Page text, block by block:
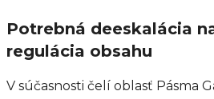
Potrebná deeskalácia
regulácia obsahu
V súčasnosti čelí oblasť Pásma